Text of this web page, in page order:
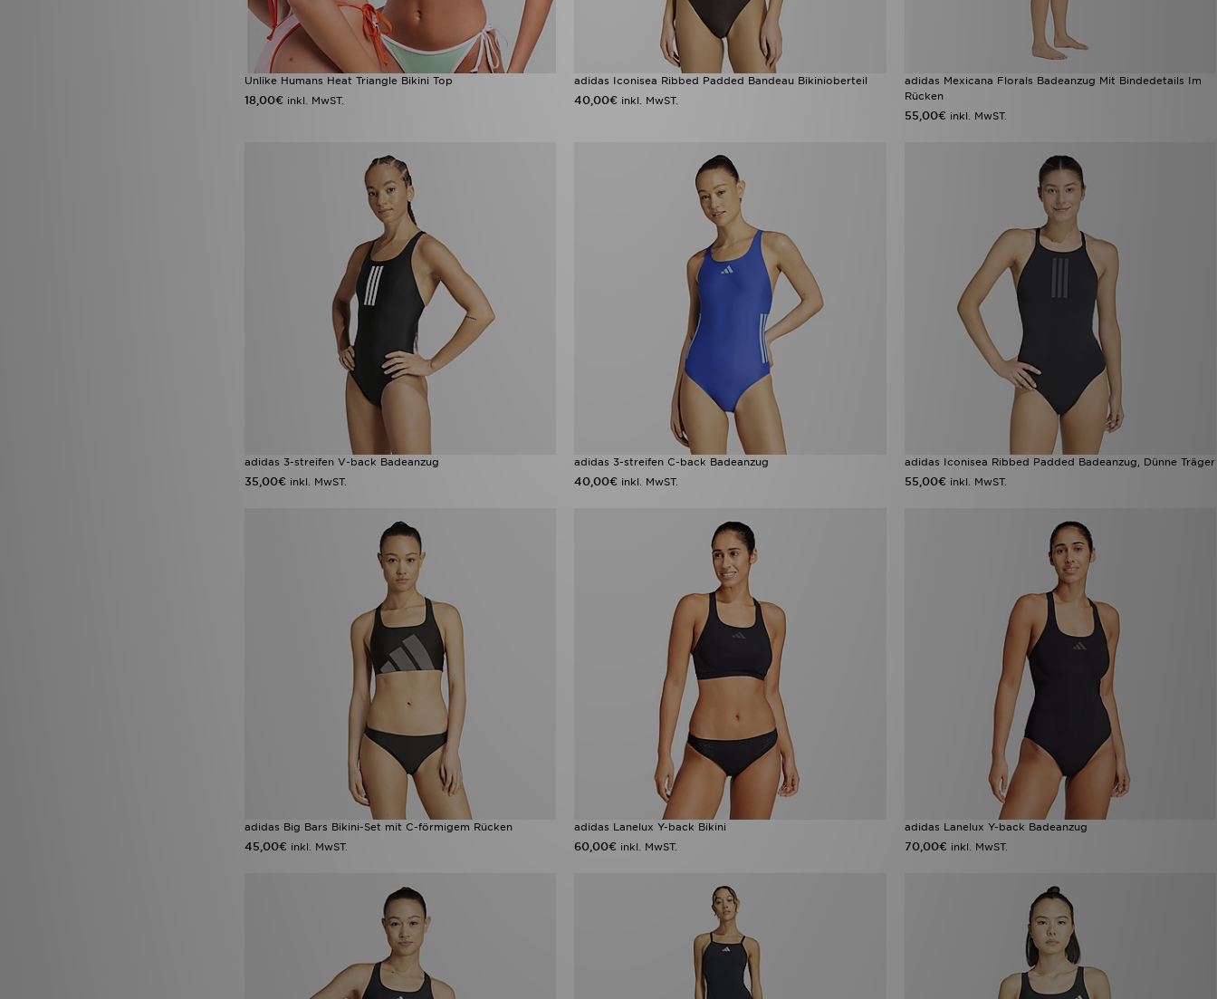
Unlike Humans Heat Triangle Bikini Top
18,00€ inkl. MwST.
adidas Iconisea Ribbed Padded Bandeau Bikinioberteil
40,00€ inkl. MwST.
adidas Mexicana Florals Badeanzug Mit Bindedetails Im
Rücken
55,00€ inkl. MwST.
adidas 3-streifen V-back Badeanzug
35,00€ inkl. MwST.
adidas 3-streifen C-back Badeanzug
40,00€ inkl. MwST.
adidas Iconisea Ribbed Padded Badeanzug, Dünne Träger
55,00€ inkl. MwST.
adidas Big Bars Bikini-Set mit C-förmigem Rücken
45,00€ inkl. MwST.
adidas Lanelux Y-back Bikini
60,00€ inkl. MwST.
adidas Lanelux Y-back Badeanzug
70,00€ inkl. MwST.